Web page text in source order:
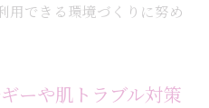
用できる環境づくりに努め
ーや肌トラブル対策